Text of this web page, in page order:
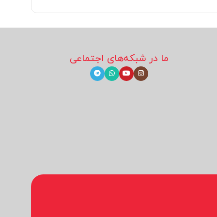
ما در شبکه‌های اجتماعی